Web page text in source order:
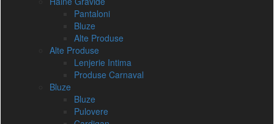
Pantaloni
Bluze
Alte Produse
Alte Produse
Lenjerie Intima
Produse Carnaval
Bluze
Bluze
Pulovere